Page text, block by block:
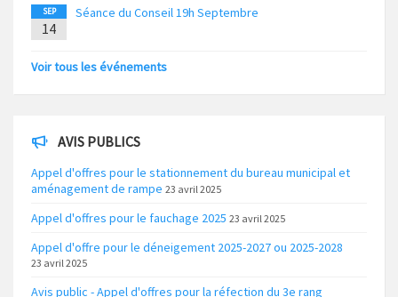
SEP
14
Séance du Conseil 19h Septembre
Voir tous les événements
AVIS PUBLICS
Appel d'offres pour le stationnement du bureau municipal et
aménagement de rampe 23 avril 2025
Appel d'offres pour le fauchage 2025 23 avril 2025
Appel d'offre pour le déneigement 2025-2027 ou 2025-2028
23 avril 2025
Avis public - Appel d'offres pour la réfection du 3e rang